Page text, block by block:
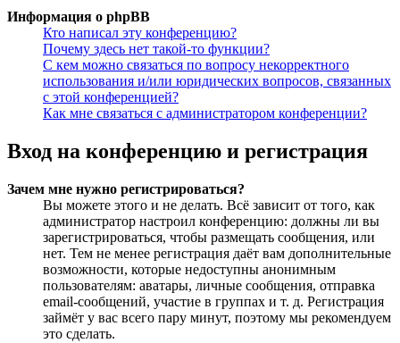
Информация о phpBB
Кто написал эту конференцию?
Почему здесь нет такой-то функции?
С кем можно связаться по вопросу некорректного
использования и/или юридических вопросов, связанных
с этой конференцией?
Как мне связаться с администратором конференции?
Вход на конференцию и регистрация
Зачем мне нужно регистрироваться?
Вы можете этого и не делать. Всё зависит от того, как
администратор настроил конференцию: должны ли вы
зарегистрироваться, чтобы размещать сообщения, или
нет. Тем не менее регистрация даёт вам дополнительные
возможности, которые недоступны анонимным
пользователям: аватары, личные сообщения, отправка
email-сообщений, участие в группах и т. д. Регистрация
займёт у вас всего пару минут, поэтому мы рекомендуем
это сделать.